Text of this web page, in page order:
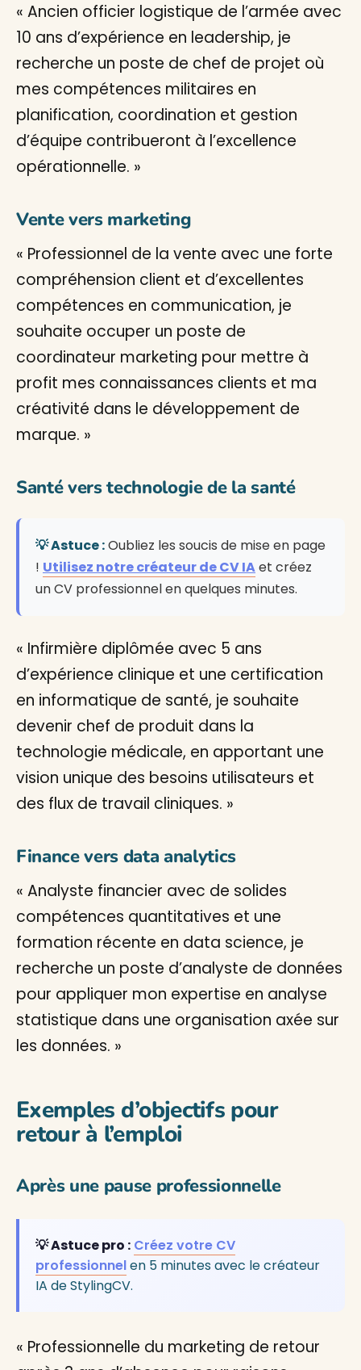
« Ancien officier logistique de l’armée avec
10 ans d’expérience en leadership, je
recherche un poste de chef de projet où
mes compétences militaires en
planification, coordination et gestion
d’équipe contribueront à l’excellence
opérationnelle. »
Vente vers marketing
« Professionnel de la vente avec une forte
compréhension client et d’excellentes
compétences en communication, je
souhaite occuper un poste de
coordinateur marketing pour mettre à
profit mes connaissances clients et ma
créativité dans le développement de
marque. »
Santé vers technologie de la santé
💡 Astuce :Oubliez les soucis de mise en page
! Utilisez notre créateur de CV IAet créez
un CV professionnel en quelques minutes.
« Infirmière diplômée avec 5 ans
d’expérience clinique et une certification
en informatique de santé, je souhaite
devenir chef de produit dans la
technologie médicale, en apportant une
vision unique des besoins utilisateurs et
des flux de travail cliniques. »
Finance vers data analytics
« Analyste financier avec de solides
compétences quantitatives et une
formation récente en data science, je
recherche un poste d’analyste de données
pour appliquer mon expertise en analyse
statistique dans une organisation axée sur
les données. »
Exemples d’objectifs pour
retour à l’emploi
Après une pause professionnelle
💡 Astuce pro : Créez votre CV
professionnelen 5 minutes avec le créateur
IA de StylingCV.
« Professionnelle du marketing de retour